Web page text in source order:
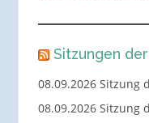
Sitzungen
08.09.2026 Sitzung
08.09.2026 Sitzung